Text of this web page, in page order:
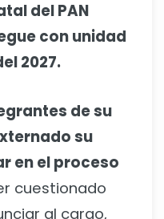
del PAN
con unidad
2027.
de su
su
en el proceso
cuestionado
al cargo,